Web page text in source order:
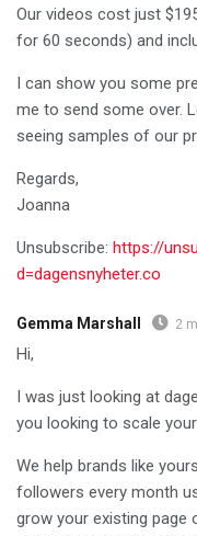
Our videos cost just
for 60 seconds) and
I can show you some
me to send some over.
seeing samples of our
Regards,
Joanna
Unsubscribe: https://
d=dagensnyheter.co
Gemma Marshall 2
Hi,
I was just looking at
you looking to scale
We help brands like
followers every month
grow your existing page